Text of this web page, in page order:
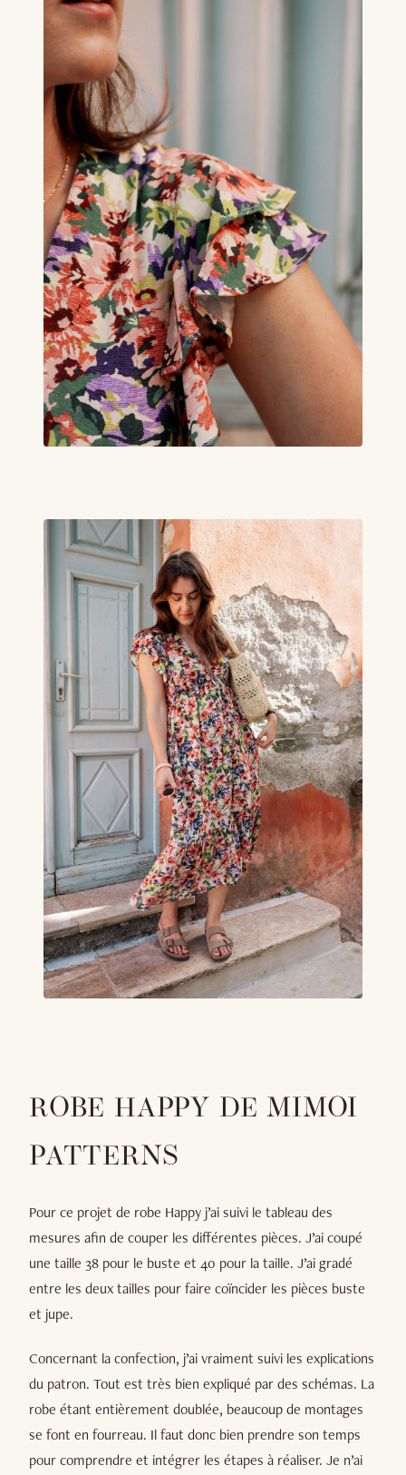
ROBE HAPPY DE MIMOI
PATTERNS
Pour ce projet de robe Happy j’ai suivi le tableau des
mesures afin de couper les différentes pièces. J’ai coupé
une taille 38 pour le buste et 40 pour la taille. J’ai gradé
entre les deux tailles pour faire coïncider les pièces buste
et jupe.
Concernant la confection, j’ai vraiment suivi les explications
du patron. Tout est très bien expliqué par des schémas. La
robe étant entièrement doublée, beaucoup de montages
se font en fourreau. Il faut donc bien prendre son temps
pour comprendre et intégrer les étapes à réaliser. Je n’ai